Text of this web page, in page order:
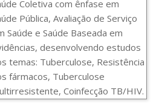
Coletiva com ênfase em
Pública, Avaliação de Serviço
Saúde e Saúde Baseada em
desenvolvendo estudos
temas: Tuberculose, Resistência
fármacos, Tuberculose
Coinfecção TB/HIV.